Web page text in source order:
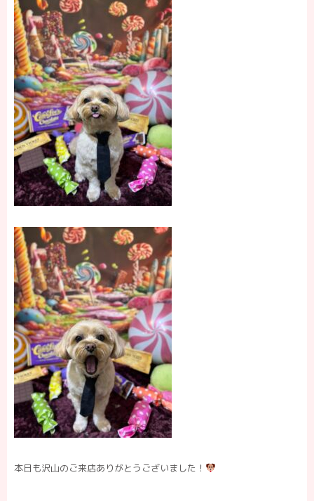
本日も沢山のご来店ありがとうございました！